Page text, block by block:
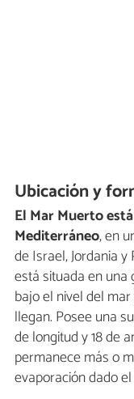
Ubicación y
El Mar Muerto
Mediterráneo, en
de Israel, Jordania
está situada en
bajo el nivel del
llegan. Posee una
de longitud y 18 de
permanece más o
evaporación dado